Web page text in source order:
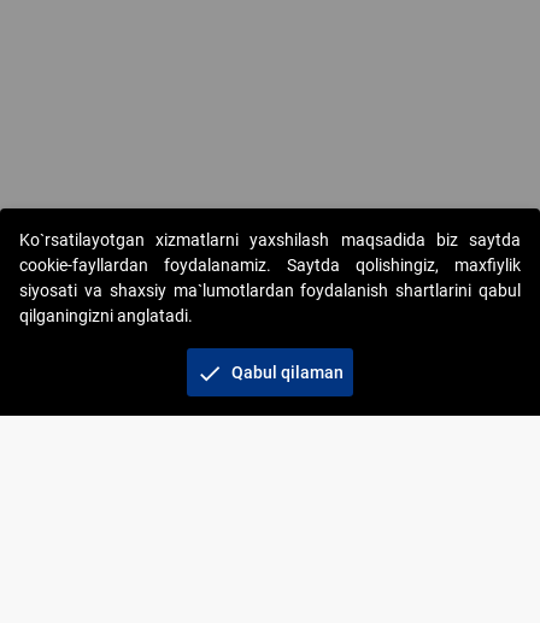
Copyright © 2017-2026. "Elektron onlayn-auksionlarni
tashkil etish" AJ. Barcha huquqlar himoyalangan
Ko`rsatilayotgan xizmatlarni yaxshilash maqsadida biz saytda
cookie-fayllardan foydalanamiz. Saytda qolishingiz, maxfiylik
siyosati va shaxsiy ma`lumotlardan foydalanish shartlarini qabul
qilganingizni anglatadi.
check Qabul qilaman